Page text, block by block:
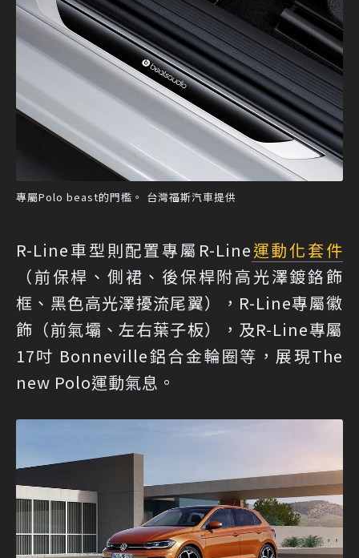
專屬Polo beast的門檻。 台灣福斯汽車提供
R-Line車型則配置專屬R-Line運動化套件
（前保桿、側裙、後保桿附高光澤鍍鉻飾
框、黑色高光澤擾流尾翼），R-Line專屬徽
飾（前氣壩、左右葉子板），及R-Line專屬
17吋 Bonneville鋁合金輪圈等，展現The
new Polo運動氣息。